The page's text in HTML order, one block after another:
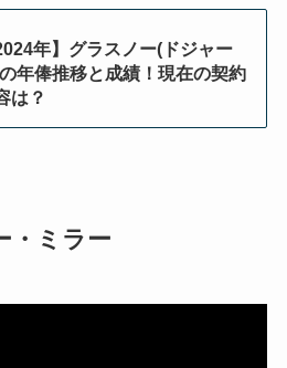
年】グラスノー(ドジャー
年俸推移と成績！現在の契約
は？
・ミラー